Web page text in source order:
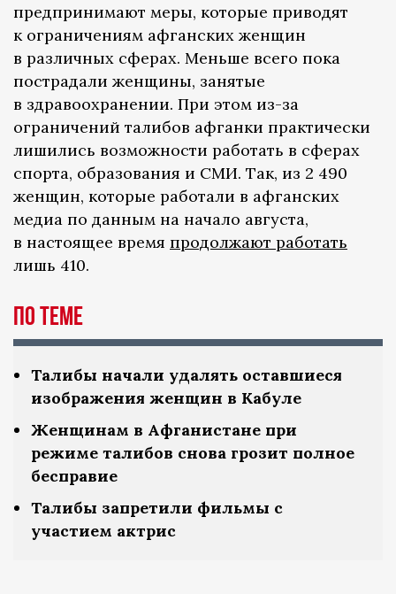
предпринимают меры, которые приводят
к ограничениям афганских женщин
в различных сферах. Меньше всего пока
пострадали женщины, занятые
в здравоохранении. При этом из-за
ограничений талибов афганки практически
лишились возможности работать в сферах
спорта, образования и СМИ. Так, из 2 490
женщин, которые работали в афганских
медиа по данным на начало августа,
в настоящее время продолжают работать
лишь 410.
По теме
Талибы начали удалять оставшиеся
изображения женщин в Кабуле
Женщинам в Афганистане при
режиме талибов снова грозит полное
бесправие
Талибы запретили фильмы с
участием актрис